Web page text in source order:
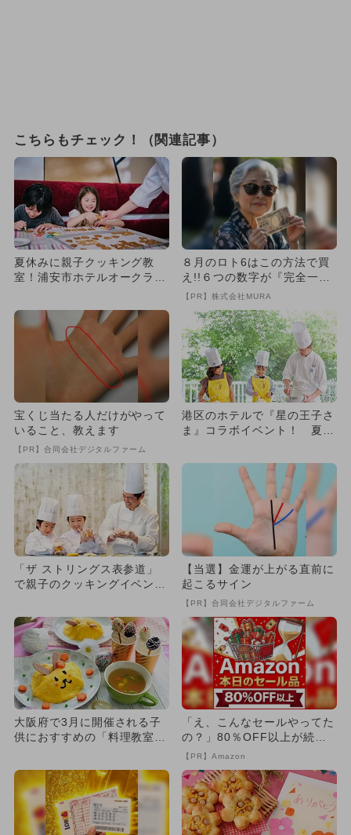
こちらもチェック！（関連記事）
夏休みに親子クッキング教
室！浦安市ホテルオークラ東
８月のロト6はこの方法で買
え!!６つの数字が『完全一
致』する方法
【PR】株式会社MURA
宝くじ当たる人だけがやって
いること、教えます
【PR】合同会社デジタルファーム
港区のホテルで『星の王子さ
ま』コラボイベント！ 夏休
も
「ザ ストリングス表参道」
で親子のクッキングイベント
【当選】金運が上がる直前に
起こるサイン
【PR】合同会社デジタルファーム
大阪府で3月に開催される子
供におすすめの「料理教室」
「え、こんなセールやってた
の？」80％OFF以上が続々
登場！Amazonの本気が...
【PR】Amazon